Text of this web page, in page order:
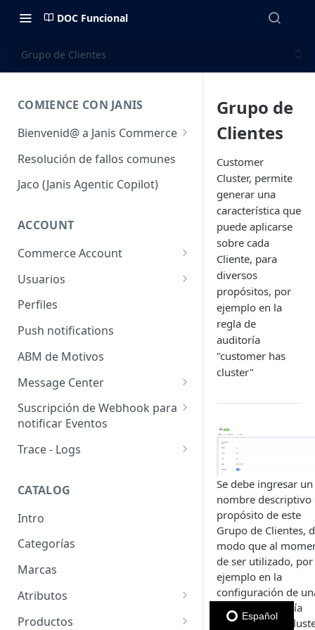
DOC Funcional
Grupo de Clientes
COMIENCE CON JANIS
Bienvenid@ a Janis Commerce
Acceso y Ambientes
Requisitos mínimos para
utilizar la plataforma
Fulfillment
Resolución de fallos comunes
Jaco (Janis Agentic Copilot)
ACCOUNT
Commerce Account
Cuentas de comercio
Sales Channel (Canales de
Usuarios
Usuarios
Usuarios pendientes
Llaves de seguridad
Perfiles
Push notifications
ABM de Motivos
Message Center
Templates
Configuración de SMTP
Emails (Registro de correos
Email para pedido pendiente
de retiro
WhatsApp Business
Suscripción de Webhook para
notificar Eventos
Webhooks: Buenas prácticas
Trace - Logs
CATALOG
Intro
Categorías
Marcas
Atributos
Grupos de atributos
Productos
Grupo de
Clientes
Customer
Cluster, permite
generar una
característica que
puede aplicarse
sobre cada
Cliente, para
diversos
propósitos, por
ejemplo en la
regla de
auditoría
"customer has
cluster"
Se debe ingresar un
nombre descriptivo
propósito de este
Grupo de Clientes,
modo que al
de ser utilizado, por
ejemplo en la
configuración de
regla de auditoría
"customer has
Español